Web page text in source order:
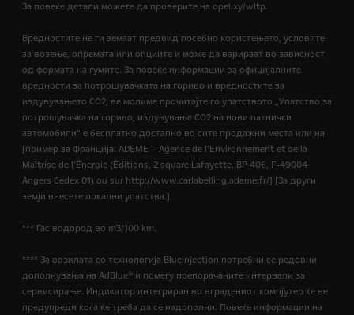
За повеќе детали можете да проверите на opel.xy/wltp.
Вредностите не ги земаат предвид посебно користењето, условите
за возење, опремата или опциите и може да варираат во зависност
од формата на гумите. За повеќе информации за официјалните
вредности за потрошувачката на гориво и вредностите за
издувувањето CO2, ве молиме прочитајте го упатството „Упатство за
потрошувачка на гориво, издувување CO2 на нови патнички
автомобили“ е бесплатно достапно во сите продажни места или на
[пример за Франција: ADEME – Agence de l’Environnement et de la
Maîtrise de l’Énergie (Éditions, 2 square Lafayette, BP 406, F-49004
Angers Cedex 01) ou sur http://www.carlabelling.adame.fr/] [За други
земји внесете локални упатства.]
*** Гас водород во m3/100 km.
**** За возилата со технологија BlueInjection потребни се редовни
дополнувања на AdBlue® и помеѓу препорачаните интервали за
сервисирање. Индикатор интегриран во вградениот компјутер ќе ве
предупреди кога ќе треба да се надополни. Повеќе информации на